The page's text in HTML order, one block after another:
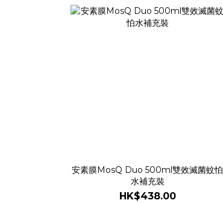
安素膜MosQ Duo 500ml雙效滅菌蚊怕
水補充裝
HK$438.00